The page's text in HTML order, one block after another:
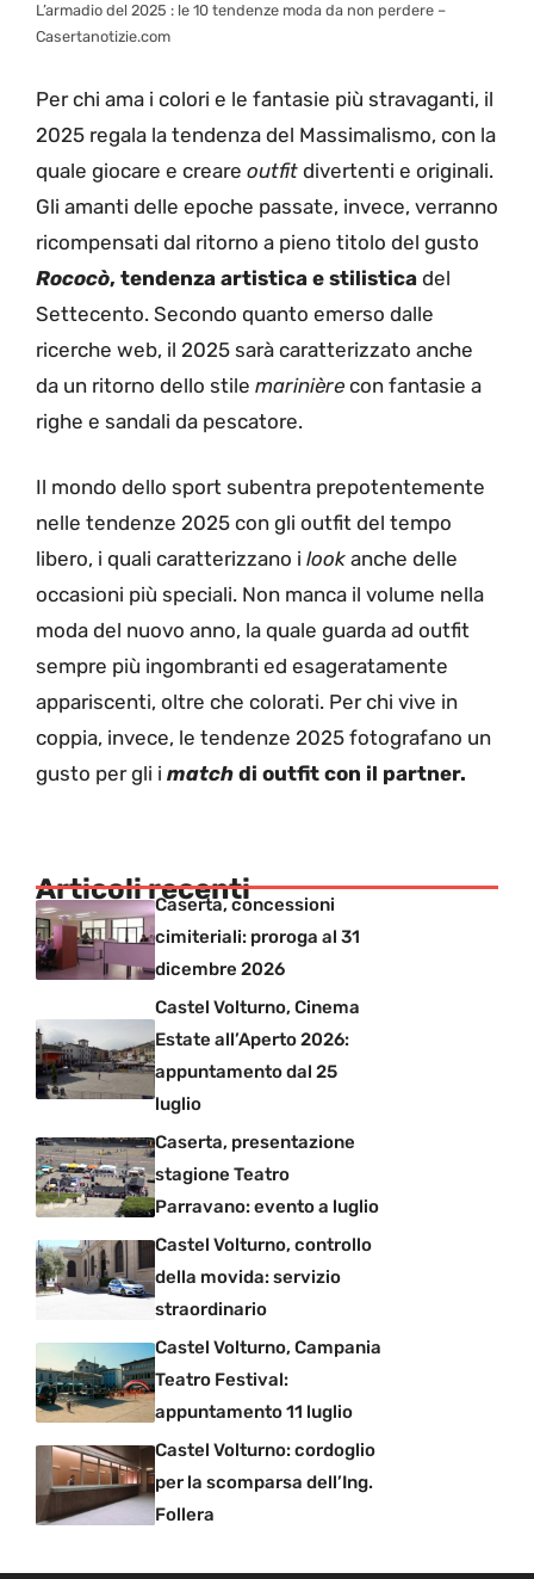
L’armadio del 2025 : le 10 tendenze moda da non perdere –
Casertanotizie.com
Per chi ama i colori e le fantasie più stravaganti, il
2025 regala la tendenza del Massimalismo, con la
quale giocare e creare outfit divertenti e originali.
Gli amanti delle epoche passate, invece, verranno
ricompensati dal ritorno a pieno titolo del gusto
Rococò, tendenza artistica e stilistica del
Settecento. Secondo quanto emerso dalle
ricerche web, il 2025 sarà caratterizzato anche
da un ritorno dello stile marinière con fantasie a
righe e sandali da pescatore.
Il mondo dello sport subentra prepotentemente
nelle tendenze 2025 con gli outfit del tempo
libero, i quali caratterizzano i look anche delle
occasioni più speciali. Non manca il volume nella
moda del nuovo anno, la quale guarda ad outfit
sempre più ingombranti ed esageratamente
appariscenti, oltre che colorati. Per chi vive in
coppia, invece, le tendenze 2025 fotografano un
gusto per gli i match di outfit con il partner.
Articoli recenti
Caserta, concessioni
cimiteriali: proroga al 31
dicembre 2026
Castel Volturno, Cinema
Estate all’Aperto 2026:
appuntamento dal 25
luglio
Caserta, presentazione
stagione Teatro
Parravano: evento a luglio
Castel Volturno, controllo
della movida: servizio
straordinario
Castel Volturno, Campania
Teatro Festival:
appuntamento 11 luglio
Castel Volturno: cordoglio
per la scomparsa dell’Ing.
Follera